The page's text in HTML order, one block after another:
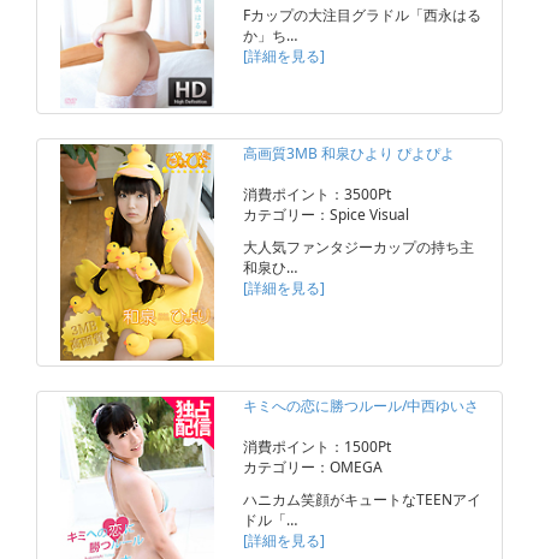
Fカップの大注目グラドル「西永はる
か」ち…
[詳細を見る]
高画質3MB 和泉ひより ぴよぴよ
消費ポイント：3500Pt
カテゴリー：Spice Visual
大人気ファンタジーカップの持ち主
和泉ひ…
[詳細を見る]
キミへの恋に勝つルール/中西ゆいさ
消費ポイント：1500Pt
カテゴリー：OMEGA
ハニカム笑顔がキュートなTEENアイ
ドル「…
[詳細を見る]